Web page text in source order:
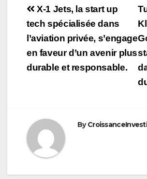
Navigation
de
l’article
X-1 Jets, la start up
tech spécialisée dans
l’aviation privée, s’engage
en faveur d’un avenir plus
durable et responsable.
By